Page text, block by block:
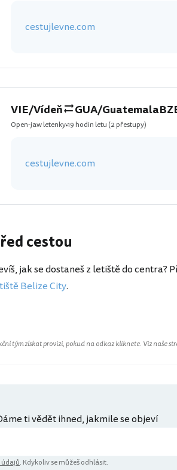
cestujlevne.com
VIE/Vídeň GUA/Guatemala
Open-jaw letenky19 hodin letu (2 přestupy)
cestujlevne.com
cestou
jak se dostaneš z letiště do centra?
Belize City.
tým získat provizi, pokud na odkaz kliknete. Viz naše
ti vědět ihned, jakmile se objeví
. Kdykoliv se můžeš odhlásit.